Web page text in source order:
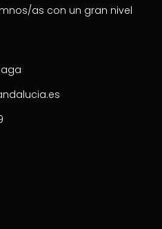
as con un gran nivel